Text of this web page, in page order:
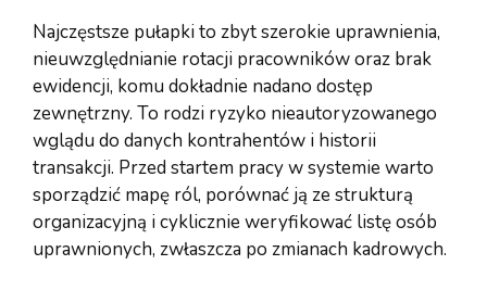
Najczęstsze pułapki to zbyt szerokie uprawnienia,
nieuwzględnianie rotacji pracowników oraz brak
ewidencji, komu dokładnie nadano dostęp
zewnętrzny. To rodzi ryzyko nieautoryzowanego
wglądu do danych kontrahentów i historii
transakcji. Przed startem pracy w systemie warto
sporządzić mapę ról, porównać ją ze strukturą
organizacyjną i cyklicznie weryfikować listę osób
uprawnionych, zwłaszcza po zmianach kadrowych.